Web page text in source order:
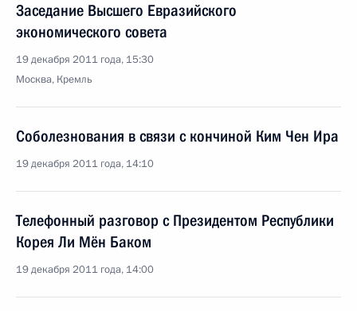
Заседание Высшего Евразийского
экономического совета
19 декабря 2011 года, 15:30
Москва, Кремль
Соболезнования в связи с кончиной Ким Чен Ира
19 декабря 2011 года, 14:10
Телефонный разговор с Президентом Республики
Корея Ли Мён Баком
19 декабря 2011 года, 14:00